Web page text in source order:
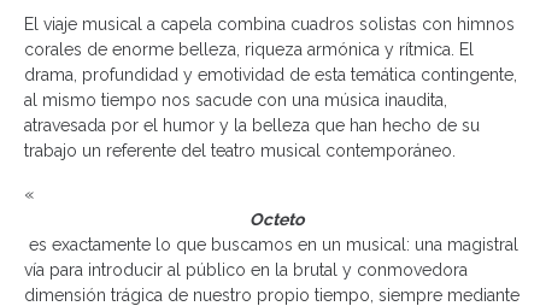
El viaje musical a capela combina cuadros solistas con himnos
corales de enorme belleza, riqueza armónica y rítmica. El
drama, profundidad y emotividad de esta temática contingente,
al mismo tiempo nos sacude con una música inaudita,
atravesada por el humor y la belleza que han hecho de su
trabajo un referente del teatro musical contemporáneo.
«
Octeto
es exactamente lo que buscamos en un musical: una magistral
vía para introducir al público en la brutal y conmovedora
dimensión trágica de nuestro propio tiempo, siempre mediante